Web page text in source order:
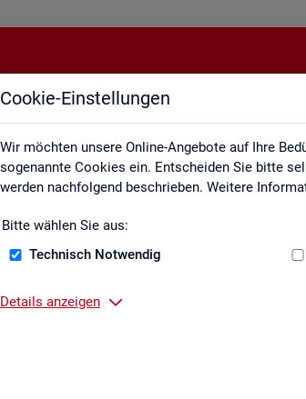
Cookie-Einstellungen
Wir möchten unsere Online-Angebote auf Ihre
sogenannte Cookies ein. Entscheiden Sie bitte
werden nachfolgend beschrieben. Weitere
Bitte wählen Sie aus:
Technisch Notwendig
Details anzeigen
Glossar